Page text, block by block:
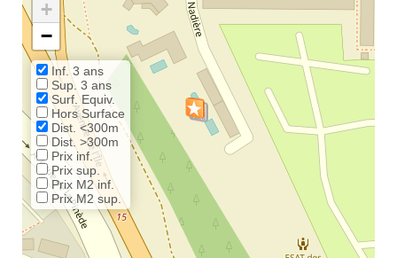
+
−
Inf. 3 ans
Sup. 3 ans
Surf. Equiv.
Hors Surface
Dist. <300m
Dist. >300m
Prix inf.
Prix sup.
Prix M2 inf.
Prix M2 sup.